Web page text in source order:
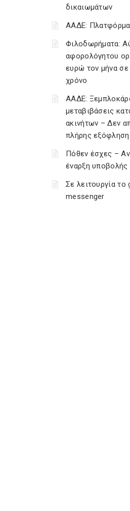
δικαιωμάτων
ΑΑΔΕ: Πλατφόρμα
Φιλοδωρήματα:
αφορολόγητου
ευρώ τον μήνα
χρόνο
ΑΑΔΕ:
μεταβιβάσεις
ακινήτων – Δεν
πλήρης
Πόθεν έσχες –
έναρξη υποβολής
Σε λειτουργία το
messenger